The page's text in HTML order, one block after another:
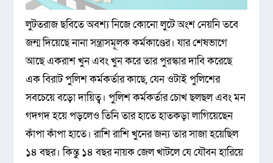
লুটতরাজ ছবিতে অবশ্য নিজে কোনো লুটে অংশ নেয়নি তবে
জন্ম দিয়েছে নানা সন্ত্রাসমূলক কর্মকাণ্ডের। যার শেষভাগে
আছে একরাশ খুন এবং খুন করে তার পুরস্কার দাবি করেছে
এক বিরাট পুলিশ কর্মকর্তার কাছে, যেন ওটাই পুলিশের
সবচেয়ে বড়ো দায়িত্ব। পুলিশ কর্মকর্তার চোখ ছলছল এবং মন
গদগদ হয়ে পড়লেও তিনি তার হাতে হাতকড়া লাগিয়েছেন
কাঁপা কাঁপা হাতে। রাশি রাশি খুনের জন্য তার সাজা হয়েছিল
১৪ বছর। কিন্তু ১৪ বছর নায়ক জেল খাটলে যে যৌবন হারিয়ে